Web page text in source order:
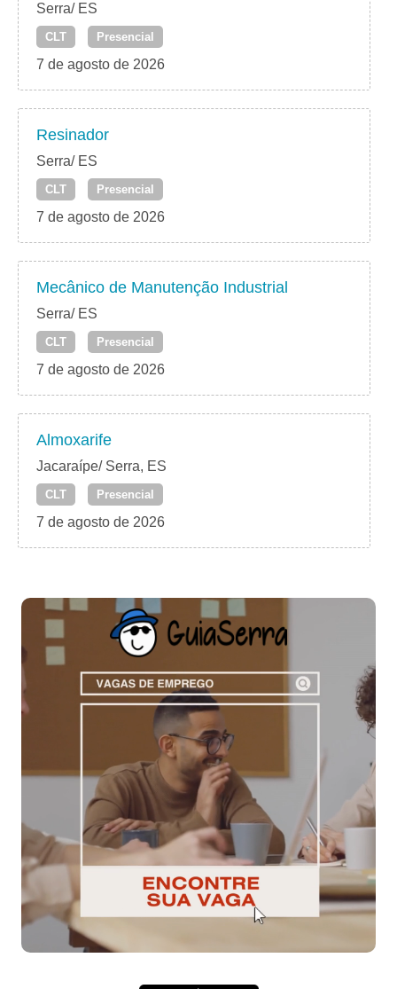
Serra/ ES
CLT Presencial
7 de agosto de 2026
Resinador
Serra/ ES
CLT Presencial
7 de agosto de 2026
Mecânico de Manutenção Industrial
Serra/ ES
CLT Presencial
7 de agosto de 2026
Almoxarife
Jacaraípe/ Serra, ES
CLT Presencial
7 de agosto de 2026